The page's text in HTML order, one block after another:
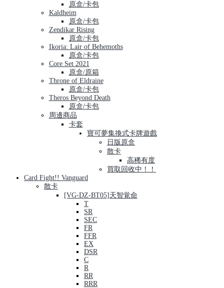
原盒/卡包
Kaldheim
原盒/卡包
Zendikar Rising
原盒/卡包
Ikoria: Lair of Behemoths
原盒/卡包
Core Set 2021
原盒/原箱
Throne of Eldraine
原盒/卡包
Theros Beyond Death
原盒/卡包
周邊商品
卡套
寶可夢集換式卡牌遊戲
日版原盒
散卡
高稀有度
買取回收中！！
Card Fight!! Vanguard
散卡
[VG-DZ-BT05]天智覚命
T
SR
SEC
FR
FFR
EX
DSR
C
R
RR
RRR